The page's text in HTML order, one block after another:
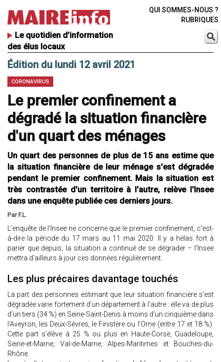
Le quotidien d’information
des élus locaux
QUI SOMMES-NOUS ?
RUBRIQUES
Édition du lundi 12 avril 2021
CORONAVIRUS
Le premier confinement a
dégradé la situation financière
d'un quart des ménages
Un quart des personnes de plus de 15 ans estime que
la situation financière de leur ménage s'est dégradée
pendant le premier confinement. Mais la situation est
très contrastée d'un territoire à l'autre, relève l'Insee
dans une enquête publiée ces derniers jours.
Par F.L.
L’enquête de l’Insee ne concerne que le premier confinement, c’est-
à-dire la période du 17 mars au 11 mai 2020. Il y a hélas fort à
parier que depuis, la situation a continué de se dégrader – l’Insee
mettra d’ailleurs à jour ces données régulièrement.
Les plus précaires davantage touchés
La part des personnes estimant que leur situation financière s’est
dégradée varie fortement d’un département à l’autre : elle va de plus
d’un tiers (34 %) en Seine-Saint-Denis à moins d’un cinquième dans
l’Aveyron, les Deux-Sèvres, le Finistère ou l’Orne (entre 17 et 18 %).
Cette part s’élève à 25 % ou plus en Haute-Corse, Guadeloupe,
Seine-et-Marne, Val-de-Marne, Alpes-Maritimes et Bouches-du-
Rhône.